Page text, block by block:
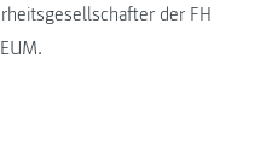
der FH